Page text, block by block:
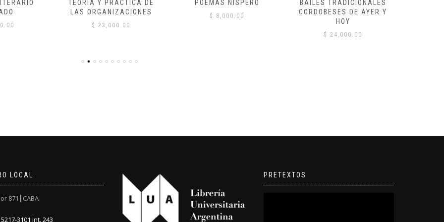
TEORÍA Y PRÁCTICA DE
LAS ORGANIZACIONES
$ 23,000.00
POEMAS NÍSPERO
$ 8,000.00
BAILES TRADICIONALES
CORDOBESES DE AYER Y
HOY
$ 24,000.00
LOCAL
871┃CABA
3101 int. 243
PRETEXTOS